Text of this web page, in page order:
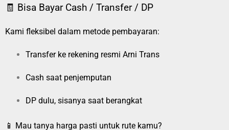
🧾 Bisa Bayar Cash / Transfer / DP
Kami fleksibel dalam metode pembayaran:
Transfer ke rekening resmi Arni Trans
Cash saat penjemputan
DP dulu, sisanya saat berangkat
📱 Mau tanya harga pasti untuk rute kamu?